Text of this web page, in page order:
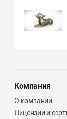
Компания
О компании
Лицензии и